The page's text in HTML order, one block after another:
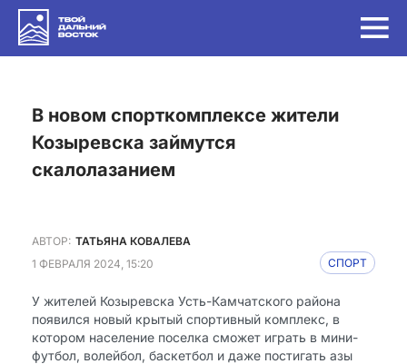
в новом спорткомплексе жители
Козыревска займутся
скалолазанием
АВТОР: ТАТЬЯНА КОВАЛЕВА
1 ФЕВРАЛЯ 2024, 15:20
СПОРТ
У жителей Козыревска Усть-Камчатского района
появился новый крытый спортивный комплекс, в
котором население поселка сможет играть в мини-
футбол, волейбол, баскетбол и даже постигать азы